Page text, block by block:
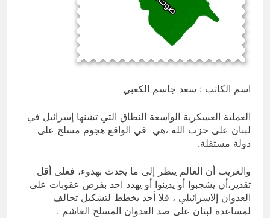
ماذا لو كان المدير اقوى من الوزير
اسم الكاتب : سعد جاسم الكعبي
العملية العسكرية الواسعة النطاق التي تشنها إسرائيل في
لبنان على حزب الله ،هي في الواقع هجوم مسلح على
دولة مستقلة.
والغريب أن العالم ينظر إلى ما يحدث بهدوء، فعلى أقل
تقدير،أن يشجبوا أو يدينوا أو يهدد احد بفرض عقوبات على
العدوان إلاسرائيلي ، فلا أحد يخطط لتشكيل تحالف
لمساعدة لبنان على صد العدوان المسلح الغاشم .